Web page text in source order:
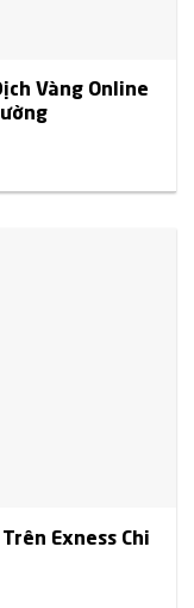
Vàng Online
Exness Chi